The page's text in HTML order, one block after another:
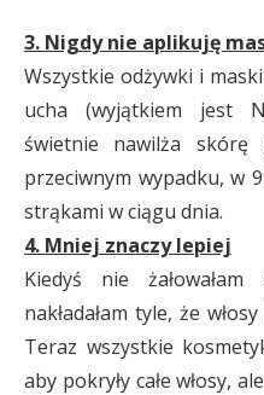
3. Nigdy nie aplikuję
Wszystkie odżywki i
ucha (wyjątkiem jest
świetnie nawilża skórę
przeciwnym wypadku, w
strąkami w ciągu dnia.
4. Mniej znaczy lepiej
Kiedyś nie
nakładałam tyle, że
Teraz wszystkie
aby pokryły całe włosy,